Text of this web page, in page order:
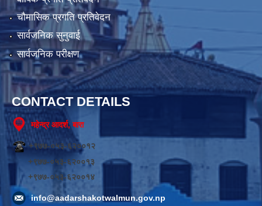
चौमासिक प्रगति प्रतिवेदन
सार्वजनिक सुनुवाई
सार्वजनिक परीक्षण
CONTACT DETAILS
महेन्द्र आदर्श, बारा
+९७७-०५३-६२००१२
+९७७-०५३-६२००१३
+९७७-०५३-६२००१४
info@aadarshakotwalmun.gov.np